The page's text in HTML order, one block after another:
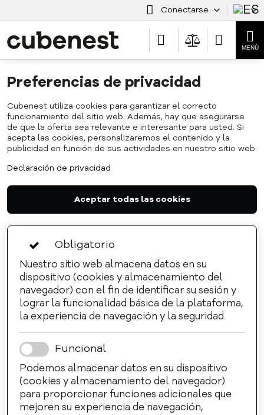
Conectarse
Preferencias de privacidad
Cubenest utiliza cookies para garantizar el correcto
funcionamiento del sitio web. Además, hay que asegurarse
de que la oferta sea relevante e interesante para usted. Si
acepta las cookies, personalizaremos el contenido y la
publicidad en función de sus actividades en nuestro sitio web.
Declaración de privacidad
Aceptar todas las cookies
Obligatorio
Nuestro sitio web almacena datos en su
dispositivo (cookies y almacenamiento del
navegador) con el fin de identificar su sesión y
lograr la funcionalidad básica de la plataforma,
la experiencia de navegación y la seguridad.
Funcional
Podemos almacenar datos en su dispositivo
(cookies y almacenamiento del navegador)
para proporcionar funciones adicionales que
mejoren su experiencia de navegación,